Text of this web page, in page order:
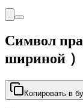
Символ
шириной ）
Копировать в